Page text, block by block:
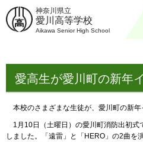
神奈川県立
愛川高等学校
Aikawa Senior High School
愛高生が愛川町の新年
本校のさまざまな生徒が、愛川町の新年
1月10日（土曜日）の愛川町消防出初
しました。「遠雷」と「HERO」の2曲を